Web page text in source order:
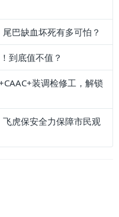
巴缺血坏死有多可怕？
到底值不值？
装调检修工，解锁
虎保安全力保障市民观